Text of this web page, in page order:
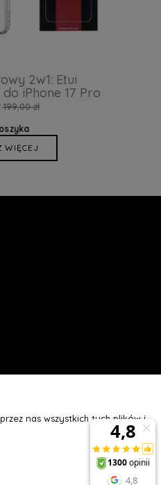
2w1: Etui
do iPhone 17 Pro
199,00 zł
WIĘCEJ
nas wszystkich tych plików i